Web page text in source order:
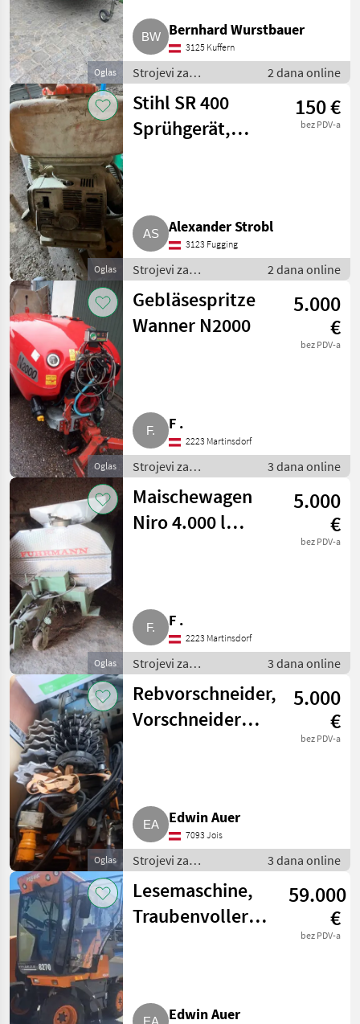
CFS
3
Pellenc
3
KMS Rinklin
2
Sattler
Prikaži
sve
(13)
MARKETPLACE
Marketplace
Ponude
trgovaca
Mali
oglasi
Oglas
Bernhard Wurstbauer
3125 Kuffern
Strojevi za
vinogradarstvo /
Ostali strojevi za
vinogradarstvo
2 dana online
Oglas
Stihl SR 400
Sprühgerät,
150 €
bez PDV-a
Alexander Strobl
3123 Fugging
Strojevi za
vinogradarstvo /
Ostali strojevi za
vinogradarstvo
2 dana online
Oglas
Gebläsespritze
Wanner N2000
5.000
€
bez PDV-a
F .
2223 Martinsdorf
Strojevi za
vinogradarstvo /
Ostali strojevi za
vinogradarstvo
3 dana online
Oglas
Maischewagen
Niro 4.000 l
5.000
€
bez PDV-a
F .
2223 Martinsdorf
Strojevi za
vinogradarstvo /
Ostali strojevi za
vinogradarstvo
3 dana online
Oglas
Rebvorschneider,
Vorschneider
5.000
€
bez PDV-a
Edwin Auer
7093 Jois
Strojevi za
vinogradarstvo /
Ostali strojevi za
vinogradarstvo
3 dana online
Lesemaschine,
Traubenvollernter,
59.000
€
bez PDV-a
Edwin Auer